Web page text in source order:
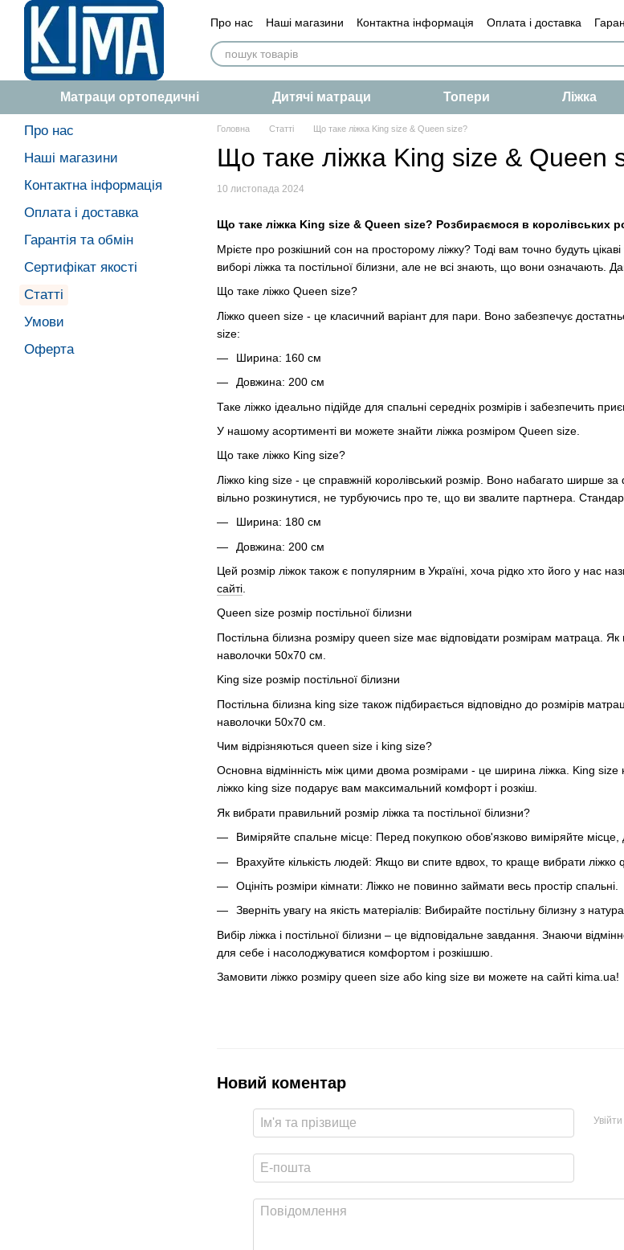
Перейти до основного контенту
Про нас Наші магазини Контактна інформація Оплата і доставка
Сертифікат якості
Статті Умови Оферта
Матраци ортопедичні Дитячі матраци Топери Ліжка
Головна Статті Що таке ліжка King size & Queen size?
Що таке ліжка King size & Queen
10 листопада 2024
Що таке ліжка King size & Queen size? Розбираємося в королівських
Мрієте про розкішний сон на просторому ліжку? Тоді вам точно будуть
виборі ліжка та постільної білизни, але не всі знають, що вони означають.
Що таке ліжко Queen size?
Ліжко queen size - це класичний варіант для пари. Воно забезпечує
size:
Ширина: 160 см
Довжина: 200 см
Таке ліжко ідеально підійде для спальні середніх розмірів і забезпечить
У нашому асортименті ви можете знайти ліжка розміром Queen size.
Що таке ліжко King size?
Ліжко king size - це справжній королівський розмір. Воно набагато ширше
вільно розкинутися, не турбуючись про те, що ви звалите партнера.
Ширина: 180 см
Довжина: 200 см
Цей розмір ліжок також є популярним в Україні, хоча рідко хто його у нас
сайті
Queen size розмір постільної білизни
Постільна білизна розміру queen size має відповідати розмірам матраца.
наволочки 50х70 см.
King size розмір постільної білизни
Постільна білизна king size також підбирається відповідно до розмірів
наволочки 50х70 см.
Чим відрізняються queen size і king size?
Основна відмінність між цими двома розмірами - це ширина ліжка. King
ліжко king size подарує вам максимальний комфорт і розкіш.
Як вибрати правильний розмір ліжка та постільної білизни?
Виміряйте спальне місце: Перед покупкою обов'язково виміряйте місце,
Врахуйте кількість людей: Якщо ви спите вдвох, то краще вибрати ліжко
Оцініть розміри кімнати: Ліжко не повинно займати весь простір спальні.
Зверніть увагу на якість матеріалів: Вибирайте постільну білизну з
Вибір ліжка і постільної білизни – це відповідальне завдання. Знаючи
для себе і насолоджуватися комфортом і розкішшю.
Замовити ліжко розміру queen size або king size ви можете на сайті kima.ua!
Новий коментар
Про нас
Наші магазини
Контактна інформація
Оплата і доставка
Гарантія та обмін
Сертифікат якості
Статті
Умови
Оферта